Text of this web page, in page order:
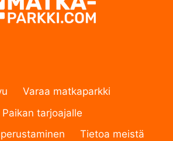
Varaa matkaparkki
Paikan tarjoajalle
Tietoa meistä